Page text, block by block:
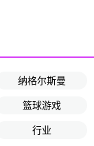
纳格尔斯曼
篮球游戏
行业